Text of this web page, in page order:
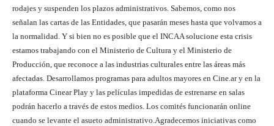
rodajes y suspenden los plazos administrativos. Sabemos, como nos
señalan las cartas de las Entidades, que pasarán meses hasta que volvamos a
la normalidad. Y si bien no es posible que el INCAA solucione esta crisis
estamos trabajando con el Ministerio de Cultura y el Ministerio de
Producción, que reconoce a las industrias culturales entre las áreas más
afectadas. Desarrollamos programas para adultos mayores en Cine.ar y en la
plataforma Cinear Play y las películas impedidas de estrenarse en salas
podrán hacerlo a través de estos medios. Los comités funcionarán online
cuando se levante el asueto administrativo.Agradecemos iniciativas como